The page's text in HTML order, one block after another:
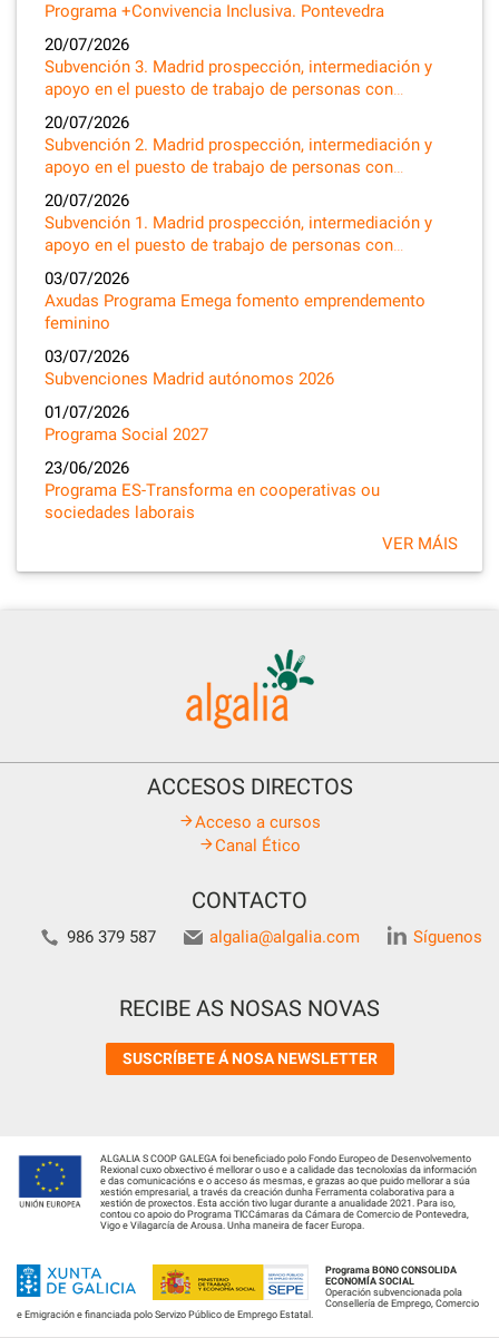
Programa +Convivencia Inclusiva. Pontevedra
20/07/2026
Subvención 3. Madrid prospección, intermediación y
apoyo en el puesto de trabajo de personas con…
20/07/2026
Subvención 2. Madrid prospección, intermediación y
apoyo en el puesto de trabajo de personas con…
20/07/2026
Subvención 1. Madrid prospección, intermediación y
apoyo en el puesto de trabajo de personas con…
03/07/2026
Axudas Programa Emega fomento emprendemento
feminino
03/07/2026
Subvenciones Madrid autónomos 2026
01/07/2026
Programa Social 2027
23/06/2026
Programa ES-Transforma en cooperativas ou
sociedades laborais
VER MÁIS
ACCESOS DIRECTOS
Acceso a cursos
Canal Ético
CONTACTO
986 379 587 algalia@algalia.com Síguenos
RECIBE AS NOSAS NOVAS
SUSCRÍBETE Á NOSA NEWSLETTER
ALGALIA S COOP GALEGA foi beneficiado polo Fondo Europeo de Desenvolvemento
Rexional cuxo obxectivo é mellorar o uso e a calidade das tecnoloxías da información
e das comunicacións e o acceso ás mesmas, e grazas ao que puido mellorar a súa
xestión empresarial, a través da creación dunha Ferramenta colaborativa para a
xestión de proxectos. Esta acción tivo lugar durante a anualidade 2021. Para iso,
contou co apoio do Programa TICCámaras da Cámara de Comercio de Pontevedra,
Vigo e Vilagarcía de Arousa. Unha maneira de facer Europa.
Programa BONO CONSOLIDA
ECONOMÍA SOCIAL
Operación subvencionada pola
Consellería de Emprego, Comercio
e Emigración e financiada polo Servizo Público de Emprego Estatal.